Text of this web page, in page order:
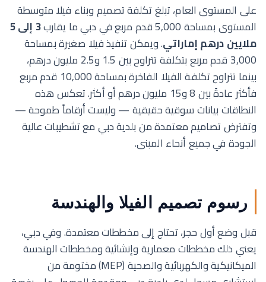
على المستوى العام، تبلغ تكلفة تصميم وبناء فيلا متوسطة
المستوى بمساحة 5,000 قدم مربع في دبي ما يقارب
3 إلى 5
ملايين درهم إماراتي. ويمكن تنفيذ فيلا صغيرة بمساحة
3,000 قدم مربع بتكلفة تتراوح بين 1.5 و2.5 مليون درهم،
بينما تتراوح تكلفة الفيلا الفاخرة بمساحة 10,000 قدم مربع
فأكثر عادةً بين 8 و15 مليون درهم أو أكثر. تعكس هذه
النطاقات بيانات سوقية حقيقية — وليست أرقاماً طموحة —
وتفترض تصاميم معتمدة من بلدية دبي مع تشطيبات عالية
الجودة في جميع أنحاء المبنى.
رسوم تصميم الفيلا والهندسة
قبل وضع أول حجر، تحتاج إلى مخططات معتمدة. وفي دبي،
يعني ذلك مخططات معمارية وإنشائية ومخططات الهندسة
الميكانيكية والكهربائية والصحية (MEP) مختومة من